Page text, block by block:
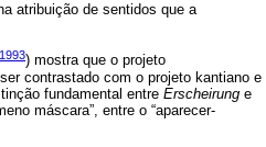
atribuição de sentidos que a
) mostra que o projeto
contrastado com o projeto kantiano e
fundamental entre Erscheirung e
máscara”, entre o “aparecer-